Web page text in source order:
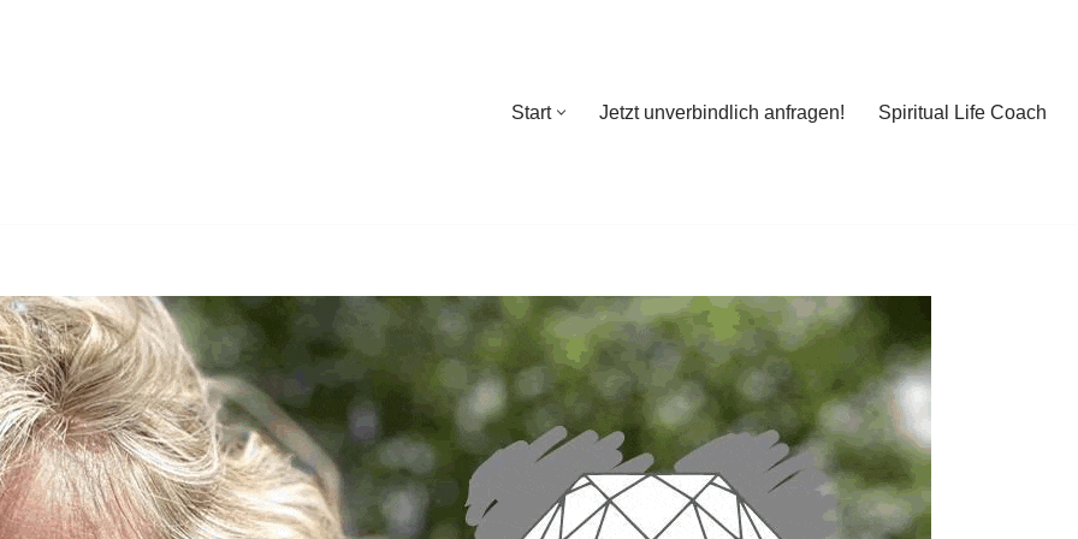
Start Jetzt unverbindlich anfragen! Spiritual Life Coach
Start Jetzt unverbindlich anfragen!